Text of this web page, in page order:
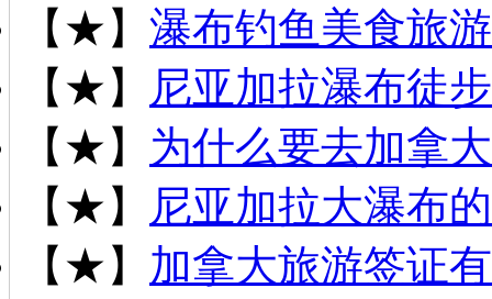
【★】 瀑布钓鱼美食旅游
【★】
尼亚加拉瀑布徒
【★】 为什么要去加拿
【★】
尼亚加拉大瀑布
【★】 加拿大旅游签证